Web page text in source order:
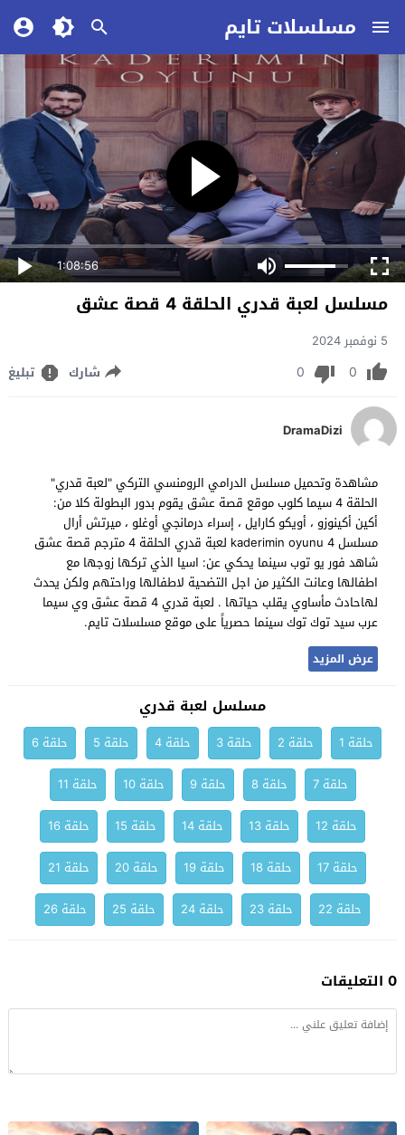
مسلسلات تايم
1:08:56
مسلسل لعبة قدري الحلقة 4 قصة عشق
5 نوفمبر 2024
0
0 شارك تبليغ
DramaDizi
مشاهدة وتحميل مسلسل الدرامي الرومنسي التركي "لعبة قدري"
الحلقة 4 سيما كلوب موقع قصة عشق يقوم بدور البطولة كلا من:
أكين أكينوزو ، أويكو كارايل ، إسراء درمانجي أوغلو ، ميرتش أرال
مسلسل kaderimin oyunu 4 لعبة قدري الحلقة 4 مترجم قصة عشق
شاهد فور يو توب سينما يحكي عن: اسيا الذي تركها زوجها مع
اطفالها وعانت الكثير من اجل التضحية لاطفالها وراحتهم ولكن يحدث
لهاحادث مأساوي يقلب حياتها . لعبة قدري 4 قصة عشق وي سيما
عرب سيد توك توك سينما حصرياً على موقع مسلسلات تايم.
عرض المزيد
مسلسل لعبة قدري
حلقة 1 حلقة 2 حلقة 3 حلقة 4 حلقة 5
حلقة 6
حلقة 7
حلقة 8 حلقة 9 حلقة 10
حلقة 11
حلقة 12
حلقة 13 حلقة 14 حلقة 15
حلقة 16
حلقة 17
حلقة 18 حلقة 19 حلقة 20
حلقة 21
حلقة 22
حلقة 23 حلقة 24 حلقة 25 حلقة 26
0 التعليقات